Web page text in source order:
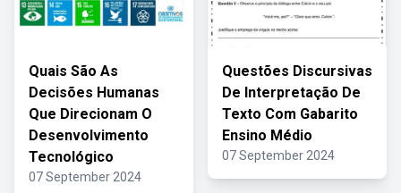
Quais São As
Decisões Humanas
Que Direcionam O
Desenvolvimento
Tecnológico
07 September 2024
Questões Discursivas
De Interpretação De
Texto Com Gabarito
Ensino Médio
07 September 2024